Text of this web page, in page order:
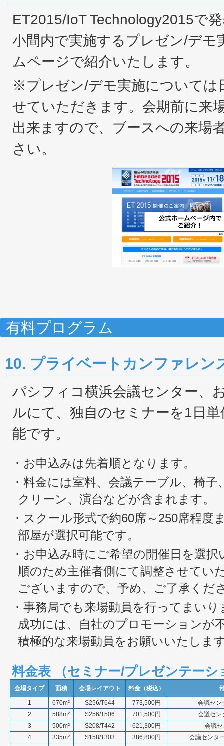
ET2015/IoT Technology2015で
小間内で実施するプレゼン/デモ
ムページで紹介いたします。
※プレゼン/デモ実施については
せていただきます。会期前に来
出来ますので、ブースへの来場
さい。
有料プログラム
10. プライベートカンファレン
パシフィコ横浜会議センター、
ルにて、独自のセミナーを1日
能です。
・お申込みは先着順となります。
・料金には室料、会議テーブル、椅
クリーン、演台などが含まれます。
・スクール形式で約60席～250席程
部屋が選択可能です。
・お申込み時にご希望の開催日を選
順のため主催者側にて調整させてい
ございますので、予め、ご了承くだ
・事務局でも来場動員を行ってまい
成功には、自社のプロモーションが
積極的な来場動員をお願いいたしま
料金表 （セミナー/プレゼンテーシ
会場タイプ 面積 会場レイアウト 料金（税込）
1 670m² S256/T644 773,500円
会議セン
2
588m² S256/T506 701,500円
会議セン
3
500m² S208/T442 621,300円
会議
4
335m² S158/T303 386,800円
会議センタ